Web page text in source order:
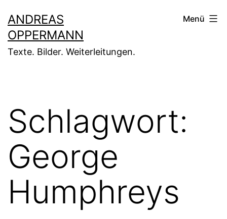
Inhalt
springen
ANDREAS
OPPERMANN
Texte. Bilder. Weiterleitungen.
Menü
Schlagwort:
George
Humphreys